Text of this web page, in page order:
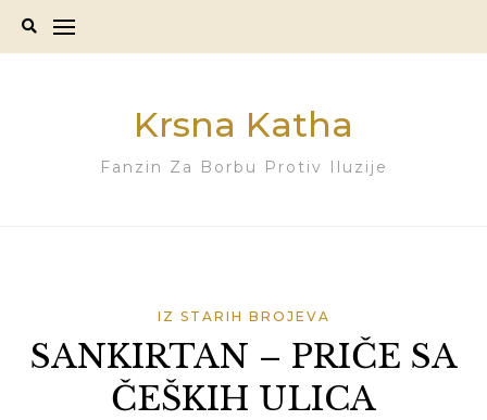
Krsna Katha
Fanzin Za Borbu Protiv Iluzije
IZ STARIH BROJEVA
SANKIRTAN – PRIČE SA
ČEŠKIH ULICA